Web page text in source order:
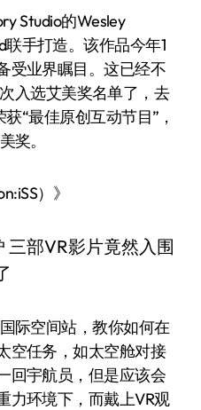
Studio的Wesley
联手打造。该作品今年1
受业界瞩目。这已经不
入选艾美奖名单了，去
“最佳原创互动节目”，
奖。
）》
际空间站，教你如何在
空任务，如太空舱对接
回宇航员，但是应该会
力环境下，而戴上VR观